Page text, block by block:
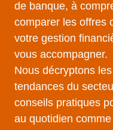
de banque, à
comparer les offres
votre gestion
vous accompagner.
Nous décryptons
tendances du
conseils pratiques
au quotidien